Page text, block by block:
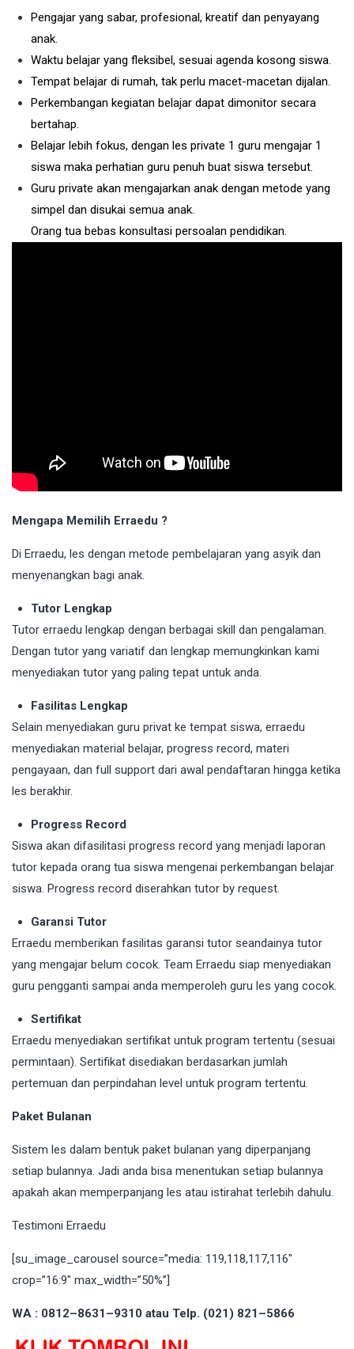
Pengajar yang sabar, profesional, kreatif dan penyayang
anak.
Waktu belajar yang fleksibel, sesuai agenda kosong siswa.
Tempat belajar di rumah, tak perlu macet-macetan dijalan.
Perkembangan kegiatan belajar dapat dimonitor secara
bertahap.
Belajar lebih fokus, dengan les private 1 guru mengajar 1
siswa maka perhatian guru penuh buat siswa tersebut.
Guru private akan mengajarkan anak dengan metode yang
simpel dan disukai semua anak.
Orang tua bebas konsultasi persoalan pendidikan.
Mengapa Memilih Erraedu ?
Di Erraedu, les dengan metode pembelajaran yang asyik dan
menyenangkan bagi anak.
Tutor Lengkap
Tutor erraedu lengkap dengan berbagai skill dan pengalaman.
Dengan tutor yang variatif dan lengkap memungkinkan kami
menyediakan tutor yang paling tepat untuk anda.
Fasilitas Lengkap
Selain menyediakan guru privat ke tempat siswa, erraedu
menyediakan material belajar, progress record, materi
pengayaan, dan full support dari awal pendaftaran hingga ketika
les berakhir.
Progress Record
Siswa akan difasilitasi progress record yang menjadi laporan
tutor kepada orang tua siswa mengenai perkembangan belajar
siswa. Progress record diserahkan tutor by request.
Garansi Tutor
Erraedu memberikan fasilitas garansi tutor seandainya tutor
yang mengajar belum cocok. Team Erraedu siap menyediakan
guru pengganti sampai anda memperoleh guru les yang cocok.
Sertifikat
Erraedu menyediakan sertifikat untuk program tertentu (sesuai
permintaan). Sertifikat disediakan berdasarkan jumlah
pertemuan dan perpindahan level untuk program tertentu.
Paket Bulanan
Sistem les dalam bentuk paket bulanan yang diperpanjang
setiap bulannya. Jadi anda bisa menentukan setiap bulannya
apakah akan memperpanjang les atau istirahat terlebih dahulu.
Testimoni Erraedu
[su_image_carousel source=”media: 119,118,117,116″
crop=”16:9″ max_width=”50%”]
WA : 0812–8631–9310 atau Telp. (021) 821–5866